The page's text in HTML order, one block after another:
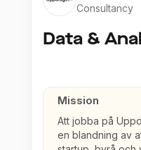
AB
Consultancy
Data &
Mission
Att jobba på
en blandning av